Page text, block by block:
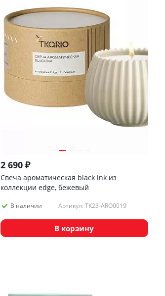
2 690₽
Свеча ароматическая black ink из
коллекции edge, бежевый
В наличии Артикул: TK23-ARO0019
В корзину